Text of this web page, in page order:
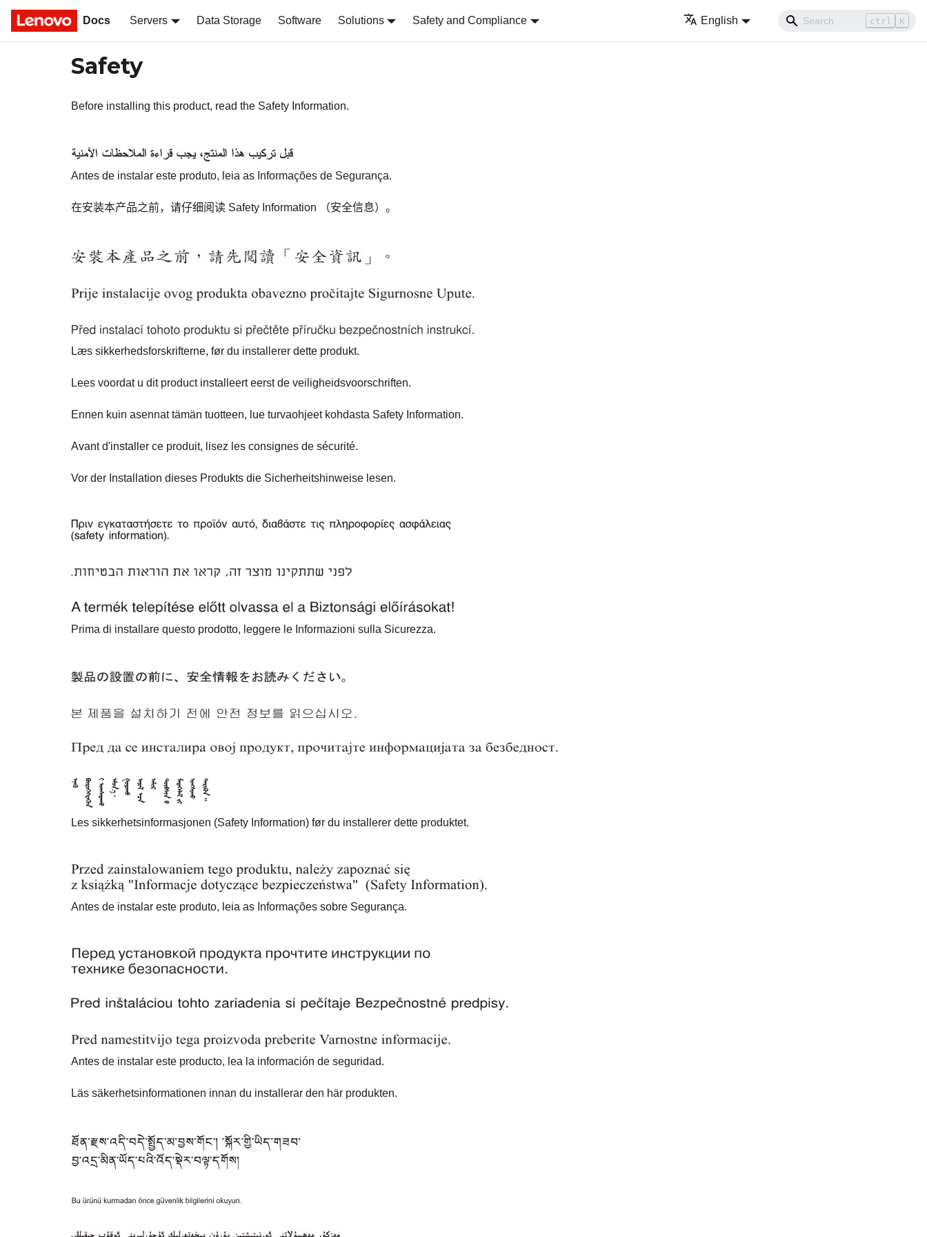
Docs Servers Data Storage Software Solutions Safety and Compliance English ctrl K
Safety
Before installing this product, read the Safety Information.
Antes de instalar este produto, leia as Informações de Segurança.
在安装本产品之前，请仔细阅读 Safety Information （安全信息）。
Læs sikkerhedsforskrifterne, før du installerer dette produkt.
Lees voordat u dit product installeert eerst de veiligheidsvoorschriften.
Ennen kuin asennat tämän tuotteen, lue turvaohjeet kohdasta Safety Information.
Avant d'installer ce produit, lisez les consignes de sécurité.
Vor der Installation dieses Produkts die Sicherheitshinweise lesen.
Prima di installare questo prodotto, leggere le Informazioni sulla Sicurezza.
Les sikkerhetsinformasjonen (Safety Information) før du installerer dette produktet.
Antes de instalar este produto, leia as Informações sobre Segurança.
Antes de instalar este producto, lea la información de seguridad.
Läs säkerhetsinformationen innan du installerar den här produkten.